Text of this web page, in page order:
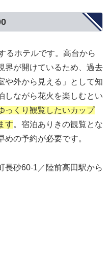
るホテルです。高台から
界が開けているため、過去
や外から見える」として知
しながら花火を楽しむとい
っくり観覧したいカップ
す。宿泊ありきの観覧とな
の予約が必要です。
長砂60-1／陸前高田駅から